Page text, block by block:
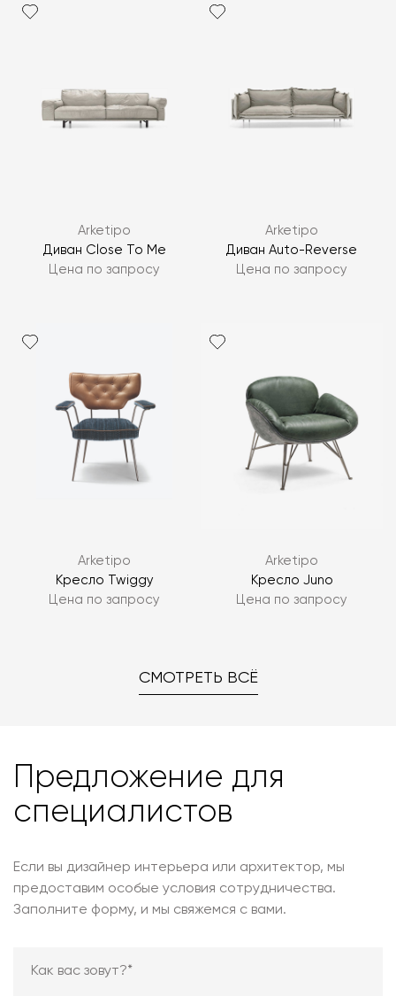
Arketipo
Диван Close To Me
Цена по запросу
Arketipo
Диван Auto-Reverse
Цена по запросу
Arketipo
Кресло Twiggy
Цена по запросу
Arketipo
Кресло Juno
Цена по запросу
СМОТРЕТЬ ВСЁ
Предложение для
специалистов
Если вы дизайнер интерьера или архитектор, мы
предоставим особые условия сотрудничества.
Заполните форму, и мы свяжемся с вами.